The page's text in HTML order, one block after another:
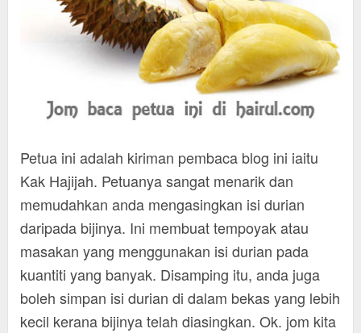
Petua ini adalah kiriman pembaca blog ini iaitu
Kak Hajijah. Petuanya sangat menarik dan
memudahkan anda mengasingkan isi durian
daripada bijinya. Ini membuat tempoyak atau
masakan yang menggunakan isi durian pada
kuantiti yang banyak. Disamping itu, anda juga
boleh simpan isi durian di dalam bekas yang lebih
kecil kerana bijinya telah diasingkan. Ok. jom kita